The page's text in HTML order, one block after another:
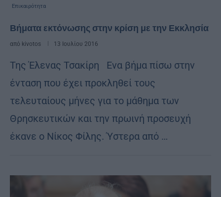
Επικαιρότητα
Βήματα εκτόνωσης στην κρίση με την Εκκλησία
από kivotos 13 Ιουλίου 2016
Της Έλενας Τσακίρη Ενα βήμα πίσω στην
ένταση που έχει προκληθεί τους
τελευταίους μήνες για το μάθημα των
Θρησκευτικών και την πρωινή προσευχή
έκανε ο Νίκος Φίλης. Ύστερα από …